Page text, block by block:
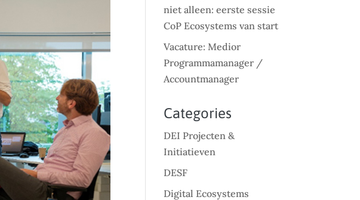
niet alleen: eerste sessie
CoP Ecosystems van start
Vacature: Medior
Programmamanager /
Accountmanager
Categories
DEI Projecten &
Initiatieven
DESF
Digital Ecosystems